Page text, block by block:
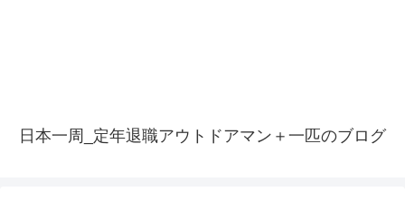
日本一周_定年退職アウトドアマン＋一匹のブログ